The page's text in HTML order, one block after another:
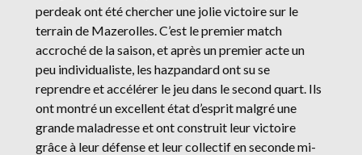
perdeak ont été chercher une jolie victoire sur le
terrain de Mazerolles. C’est le premier match
accroché de la saison, et après un premier acte un
peu individualiste, les hazpandard ont su se
reprendre et accélérer le jeu dans le second quart. Ils
ont montré un excellent état d’esprit malgré une
grande maladresse et ont construit leur victoire
grâce à leur défense et leur collectif en seconde mi-